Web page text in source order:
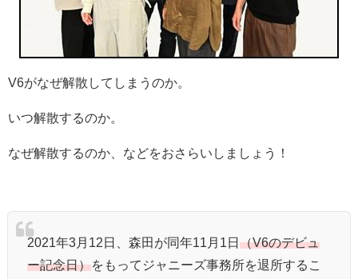
V6がなぜ解散してしまうのか。
いつ解散するのか。
なぜ解散するのか、などをおさらいしましょう！
2021年3月12日、森田が同年11月1日 （V6のデビュ
ー記念日）をもってジャニーズ事務所を退所するこ